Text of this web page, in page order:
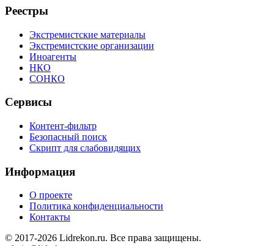
Реестры
Экстремистские материалы
Экстремистские организации
Иноагенты
НКО
СОНКО
Сервисы
Контент-фильтр
Безопасный поиск
Скрипт для слабовидящих
Информация
О проекте
Политика конфиденциальности
Контакты
© 2017-2026 Lidrekon.ru. Все права защищены.